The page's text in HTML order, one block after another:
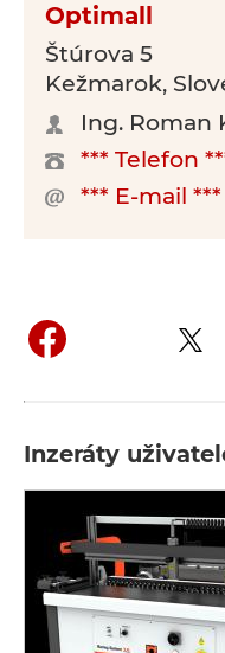
Optimall
Štúrova 5
Kežmarok,
Ing. Roman
*** Telefon
*** E-mail ***
Inzeráty